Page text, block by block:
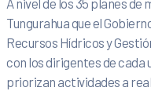
A nivel de los 35 planes
Tungurahua que el
Recursos Hídricos y
con los dirigentes de cada
priorizan actividades a